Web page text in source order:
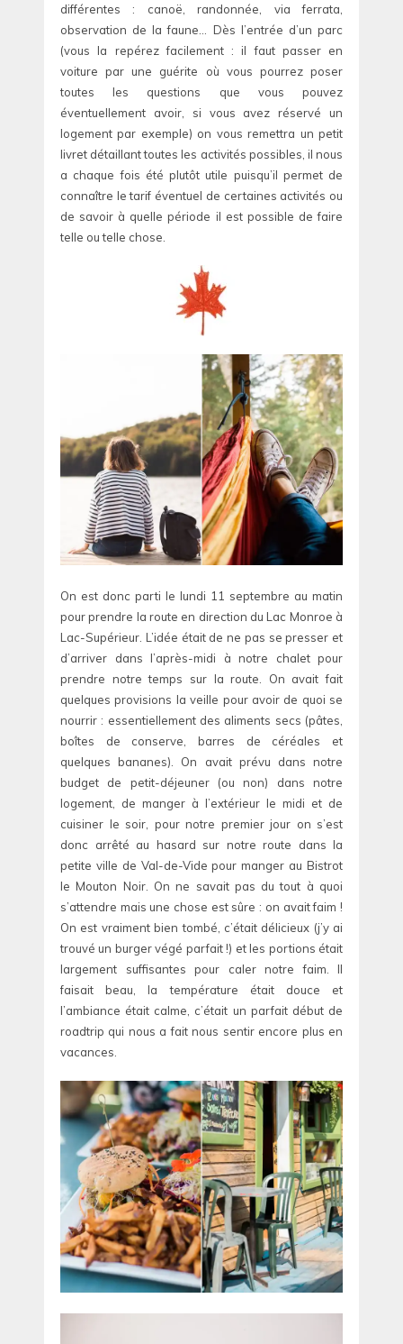
différentes : canoë, randonnée, via ferrata,
observation de la faune… Dès l’entrée d’un parc
(vous la repérez facilement : il faut passer en
voiture par une guérite où vous pourrez poser
toutes les questions que vous pouvez
éventuellement avoir, si vous avez réservé un
logement par exemple) on vous remettra un petit
livret détaillant toutes les activités possibles, il nous
a chaque fois été plutôt utile puisqu’il permet de
connaître le tarif éventuel de certaines activités ou
de savoir à quelle période il est possible de faire
telle ou telle chose.
On est donc parti le lundi 11 septembre au matin
pour prendre la route en direction du Lac Monroe à
Lac-Supérieur. L’idée était de ne pas se presser et
d’arriver dans l’après-midi à notre chalet pour
prendre notre temps sur la route. On avait fait
quelques provisions la veille pour avoir de quoi se
nourrir : essentiellement des aliments secs (pâtes,
boîtes de conserve, barres de céréales et
quelques bananes). On avait prévu dans notre
budget de petit-déjeuner (ou non) dans notre
logement, de manger à l’extérieur le midi et de
cuisiner le soir, pour notre premier jour on s’est
donc arrêté au hasard sur notre route dans la
petite ville de Val-de-Vide pour manger au Bistrot
le Mouton Noir. On ne savait pas du tout à quoi
s’attendre mais une chose est sûre : on avait faim !
On est vraiment bien tombé, c’était délicieux (j’y ai
trouvé un burger végé parfait !) et les portions était
largement suffisantes pour caler notre faim. Il
faisait beau, la température était douce et
l’ambiance était calme, c’était un parfait début de
roadtrip qui nous a fait nous sentir encore plus en
vacances.